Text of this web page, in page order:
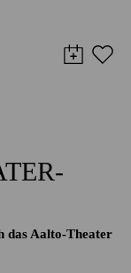
das Aalto-Theater